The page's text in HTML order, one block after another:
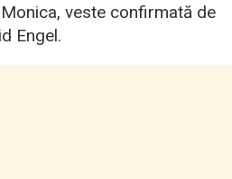
veste confirmată de
Engel.